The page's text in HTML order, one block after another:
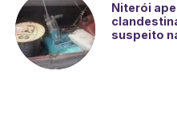
Niterói
suspeito